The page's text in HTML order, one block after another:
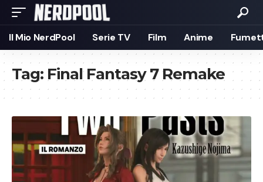
Il Mio NerdPool Serie TV Film Anime
Tag: Final Fantasy 7 Remake